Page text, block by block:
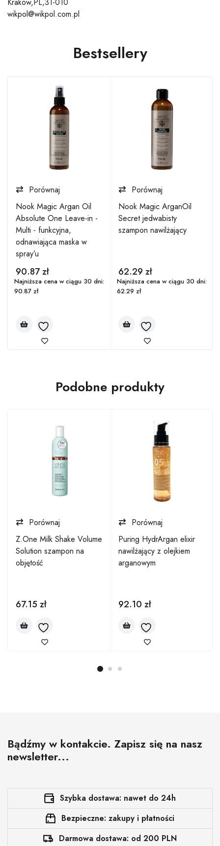
wikpol@wikpol.com.pl
Bestsellery
Porównaj
Nook Magic Argan Oil
Absolute One Leave-in -
Multi - funkcyjna,
odnawiająca maska w
spray’u
90.87zł
Najniższa cena w ciągu 30 dni:
90.87 zł
Porównaj
Nook Magic ArganOil
Secret jedwabisty
szampon nawilżający
62.29 zł
Najniższa cena w ciągu 30 dni:
62.29 zł
Podobne produkty
Porównaj
Z.One Milk Shake Volume
Solution szampon na
objętość
67.15 zł
Porównaj
Puring HydrArgan elixir
nawilżający z olejkiem
arganowym
92.10 zł
Bądźmy w kontakcie. Zapisz się na nasz
newsletter...
Szybka dostawa: nawet do 24h
Bezpieczne: zakupy i płatności
Darmowa dostawa: od 200 PLN